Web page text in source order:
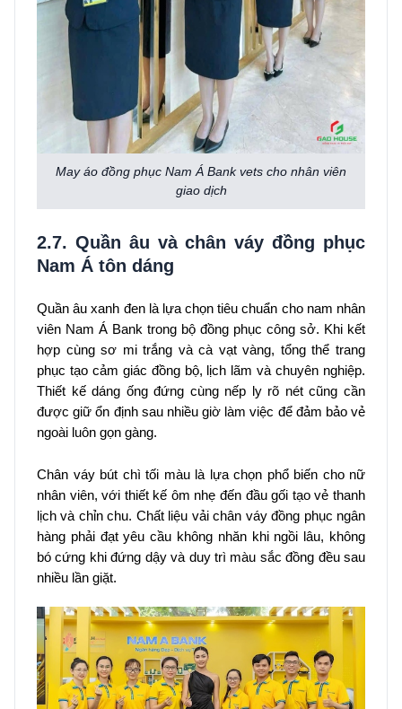
May áo đồng phục Nam Á Bank vets cho nhân viên
giao dịch
2.7. Quần âu và chân váy đồng phục
Nam Á tôn dáng
Quần âu xanh đen là lựa chọn tiêu chuẩn cho nam nhân
viên Nam Á Bank trong bộ đồng phục công sở. Khi kết
hợp cùng sơ mi trắng và cà vạt vàng, tổng thể trang
phục tạo cảm giác đồng bộ, lịch lãm và chuyên nghiệp.
Thiết kế dáng ống đứng cùng nếp ly rõ nét cũng cần
được giữ ổn định sau nhiều giờ làm việc để đảm bảo vẻ
ngoài luôn gọn gàng.
Chân váy bút chì tối màu là lựa chọn phổ biến cho nữ
nhân viên, với thiết kế ôm nhẹ đến đầu gối tạo vẻ thanh
lịch và chỉn chu. Chất liệu vải chân váy đồng phục ngân
hàng phải đạt yêu cầu không nhăn khi ngồi lâu, không
bó cứng khi đứng dậy và duy trì màu sắc đồng đều sau
nhiều lần giặt.